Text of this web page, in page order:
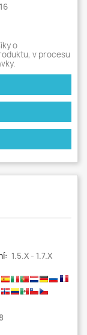
o
v procesu
1.5.x - 1.7.x